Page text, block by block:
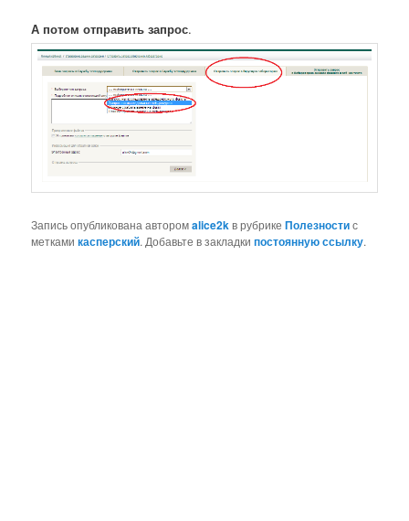
А потом отправить запрос.
Запись опубликована авторомalice2kв рубрикеПолезностис
меткамикасперский. Добавьте в закладкипостоянную ссылку.